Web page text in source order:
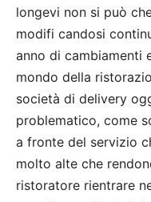
longevi non si può
modifi candosi
anno di cambiamenti
mondo della
società di delivery
problematico, come
a fronte del servizio
molto alte che
ristoratore rientrare